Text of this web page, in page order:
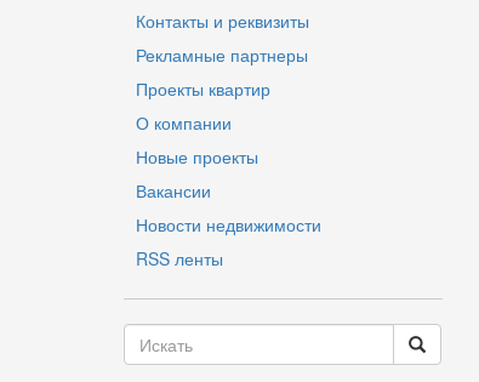
Контакты и реквизиты
Рекламные партнеры
Проекты квартир
О компании
Новые проекты
Вакансии
Новости недвижимости
RSS ленты